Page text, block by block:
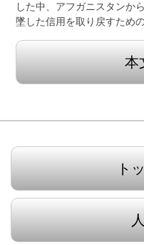
した中、アフガニスタンか
墜した信用を取り戻すため
本
ト